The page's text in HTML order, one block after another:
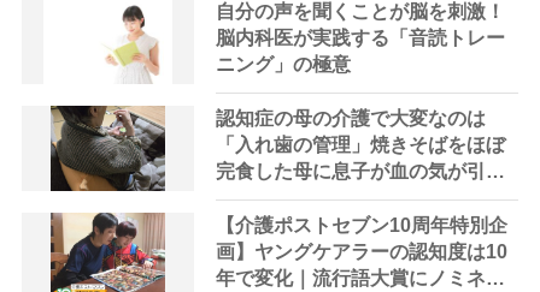
自分の声を聞くことが脳を刺激！
脳内科医が実践する「音読トレー
ニング」の極意
認知症の母の介護で大変なのは
「入れ歯の管理」焼きそばをほぼ
完食した母に息子が血の気が引い
た理由
【介護ポストセブン10周年特別企
画】ヤングケアラーの認知度は10
年で変化｜流行語大賞にノミネー